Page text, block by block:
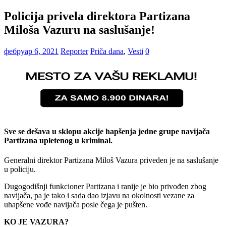
Policija privela direktora Partizana
Miloša Vazuru na saslušanje!
фебруар 6, 2021 Reporter Priča dana, Vesti 0
Sve se dešava u sklopu akcije hapšenja jedne grupe navijača
Partizana upletenog u kriminal.
Generalni direktor Partizana Miloš Vazura priveden je na saslušanje
u policiju.
Dugogodišnji funkcioner Partizana i ranije je bio privođen zbog
navijača, pa je tako i sada dao izjavu na okolnosti vezane za
uhapšene vođe navijača posle čega je pušten.
KO JE VAZURA?